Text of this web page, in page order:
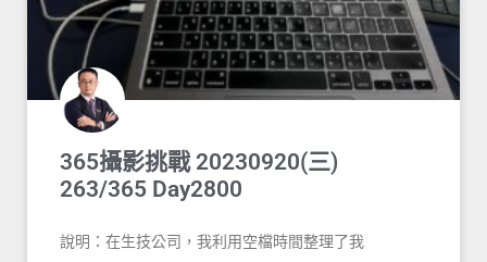
365攝影挑戰 20230920(三)
263/365 Day2800
說明：在生技公司，我利用空檔時間整理了我